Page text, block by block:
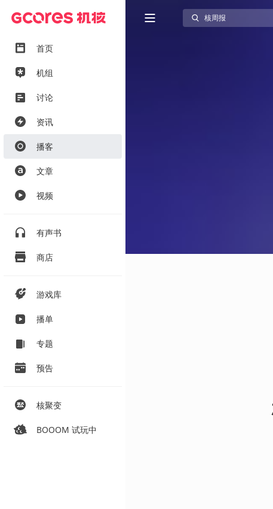
首页
机组
讨论
资讯
播客
文章
视频
有声书
商店
游戏库
播单
专题
预告
核聚变
BOOOM 试玩中